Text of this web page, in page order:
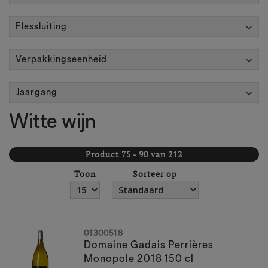
Flessluiting
Verpakkingseenheid
Jaargang
Witte wijn
Product 75 - 90 van 212
Toon
Sorteer op
Domaine Gadais Perrières
Monopole 2018 150 cl
01300518